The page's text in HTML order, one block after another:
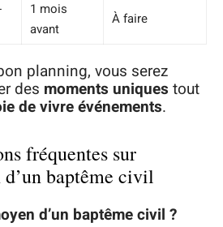
1 mois
avant
À faire
planning, vous serez
des moments uniques tout
de vivre événements.
fréquentes sur
baptême civil
d’un baptême civil ?